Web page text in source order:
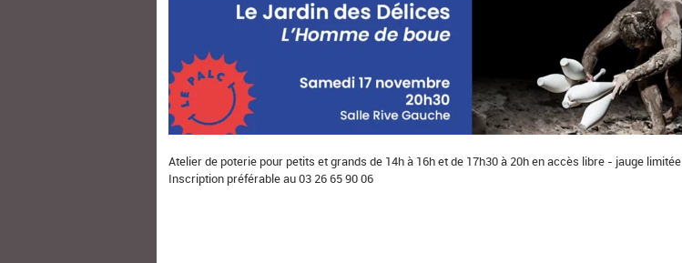
Atelier de poterie pour petits et grands de 14h à 16h et de 17h30 à 20h en accès libre - jauge limitée
Inscription préférable au 03 26 65 90 06